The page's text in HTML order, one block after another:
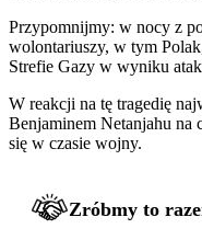
Przypomnijmy: w nocy z
wolontariuszy, w tym
Strefie Gazy w wyniku
W reakcji na tę tragedię
Benjaminem Netanjahu na
się w czasie wojny.
Zróbmy to